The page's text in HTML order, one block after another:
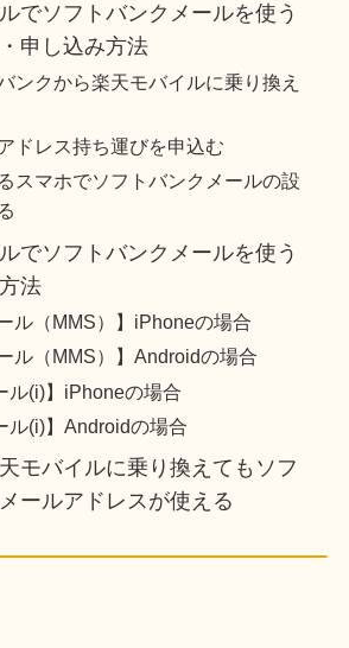
でソフトバンクメールを使う
申し込み方法
ンクから楽天モバイルに乗り換え
ドレス持ち運びを申込む
スマホでソフトバンクメールの設
でソフトバンクメールを使う
法
ル（MMS）】iPhoneの場合
ル（MMS）】Androidの場合
ル(i)】iPhoneの場合
ル(i)】Androidの場合
モバイルに乗り換えてもソフ
ールアドレスが使える